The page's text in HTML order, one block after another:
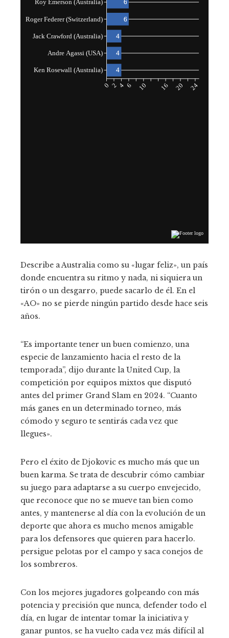
Describe a Australia como su «lugar feliz», un país
donde encuentra su ritmo y nada, ni siquiera un
tirón o un desgarro, puede sacarlo de él. En el
«AO» no se pierde ningún partido desde hace seis
años.
“Es importante tener un buen comienzo, una
especie de lanzamiento hacia el resto de la
temporada”, dijo durante la United Cup, la
competición por equipos mixtos que disputó
antes del primer Grand Slam en 2024. “Cuanto
más ganes en un determinado torneo, más
cómodo y seguro te sentirás cada vez que
llegues».
Pero el éxito de Djokovic es mucho más que un
buen karma. Se trata de descubrir cómo cambiar
su juego para adaptarse a su cuerpo envejecido,
que reconoce que no se mueve tan bien como
antes, y mantenerse al día con la evolución de un
deporte que ahora es mucho menos amigable
para los defensores que quieren para hacerlo.
persigue pelotas por el campo y saca conejos de
los sombreros.
Con los mejores jugadores golpeando con más
potencia y precisión que nunca, defender todo el
día, en lugar de intentar tomar la iniciativa y
ganar puntos, se ha vuelto cada vez más difícil al